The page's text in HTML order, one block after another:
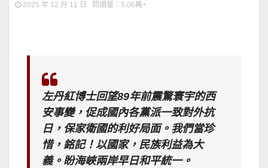
2025 年 12 月 11 日 閱讀量：5.06萬+
左丹紅博士回望89年前震驚寰宇的西
安事變，促成國內各黨派一致對外抗
日，保家衛國的利好局面。我們當珍
惜，銘記！以國家，民族利益為大
義。盼海峽兩岸早日和平統一。